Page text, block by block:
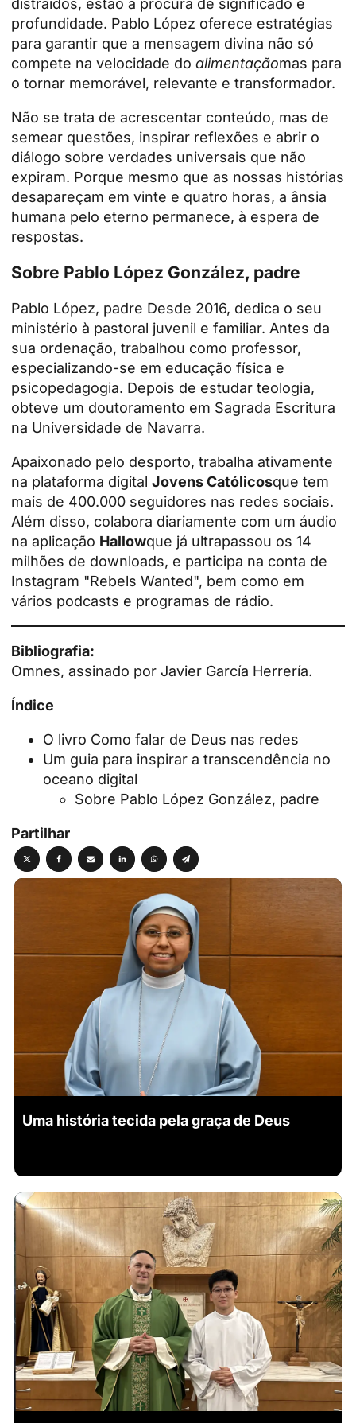
profundidade. Pablo López oferece estratégias
para garantir que a mensagem divina não só
compete na velocidade do alimentaçãomas para
o tornar memorável, relevante e transformador.
Não se trata de acrescentar conteúdo, mas de
semear questões, inspirar reflexões e abrir o
diálogo sobre verdades universais que não
expiram. Porque mesmo que as nossas histórias
desapareçam em vinte e quatro horas, a ânsia
humana pelo eterno permanece, à espera de
respostas.
Sobre Pablo López González, padre
Pablo López, padre Desde 2016, dedica o seu
ministério à pastoral juvenil e familiar. Antes da
sua ordenação, trabalhou como professor,
especializando-se em educação física e
psicopedagogia. Depois de estudar teologia,
obteve um doutoramento em Sagrada Escritura
na Universidade de Navarra.
Apaixonado pelo desporto, trabalha ativamente
na plataforma digital Jovens Católicosque tem
mais de 400.000 seguidores nas redes sociais.
Além disso, colabora diariamente com um áudio
na aplicação Hallowque já ultrapassou os 14
milhões de downloads, e participa na conta de
Instagram "Rebels Wanted", bem como em
vários podcasts e programas de rádio.
Bibliografia:
Omnes, assinado por Javier García Herrería.
Índice
O livro Como falar de Deus nas redes
Um guia para inspirar a transcendência no
oceano digital
Sobre Pablo López González, padre
Partilhar
Uma história tecida pela graça de Deus